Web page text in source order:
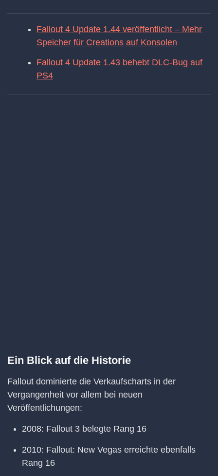
Fallout 4 Update 1.44 veröffentlicht – Mehr
Speicher für Creations auf Konsolen
Fallout 4 Update 1.43 behebt DLC-Bug auf
PS4
Ein Blick auf die Historie
Fallout dominierte die Verkaufscharts in der
Vergangenheit vor allem bei neuen
Veröffentlichungen:
2008: Fallout 3 belegte Rang 16
2010: Fallout: New Vegas erreichte ebenfalls
Rang 16